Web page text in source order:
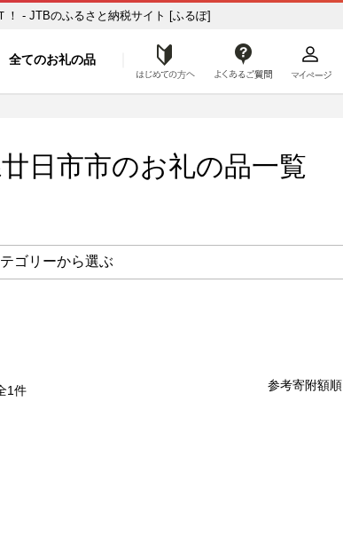
クーポンをＧＥＴ！ - JTBのふるさと納税サイト [ふるぽ]
全てのお礼の品 はじめての方へ
廿日市市のお礼の品一覧
1件 参考寄附額順